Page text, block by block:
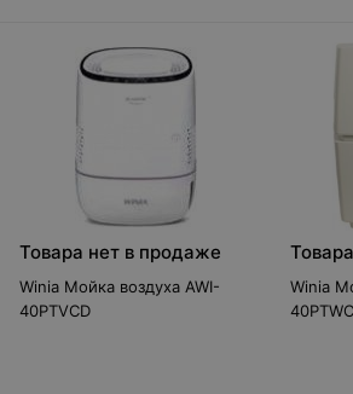
Товара нет в продаже
Winia Мойка воздуха AWI-
40PTVCD
Winia
40PTWC